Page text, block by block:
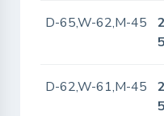
D-65,W-62,M-45
D-62,W-61,M-45